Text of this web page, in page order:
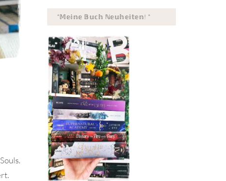
*𝕄𝕖𝕚𝕟𝕖 𝔹𝕦𝕔𝕙 ℕ𝕖𝕦𝕙𝕖𝕚𝕥𝕖𝕟! *